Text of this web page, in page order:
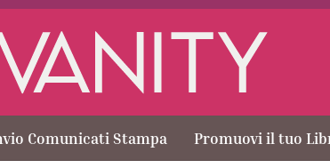
Comunicati Stampa Promuovi il tuo